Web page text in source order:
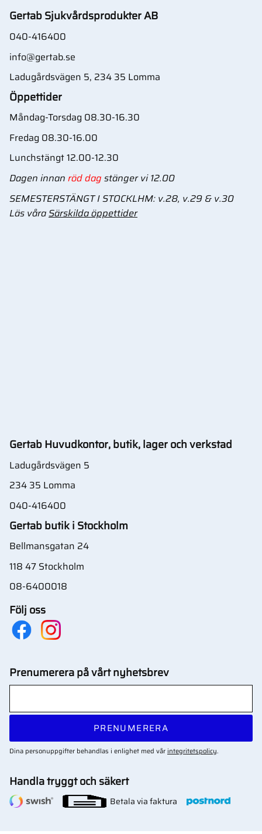
Gertab Sjukvårdsprodukter AB
040-416400
info@gertab.se
Ladugårdsvägen 5, 234 35 Lomma
Öppettider
Måndag-Torsdag 08.30-16.30
Fredag 08.30-16.00
Lunchstängt 12.00-12.30
Dagen innan röd dag stänger vi 12.00
SEMESTERSTÄNGT I STOCKLHM: v.28, v.29 & v.30
Läs våraSärskilda öppettider
Gertab Huvudkontor, butik, lager och verkstad
Ladugårdsvägen 5
234 35 Lomma
040-416400
Gertab butik i Stockholm
Bellmansgatan 24
118 47 Stockholm
08-6400018
Följ oss
Prenumerera på vårt nyhetsbrev
PRENUMERERA
Dina personuppgifter behandlas i enlighet med vår integritetspolicy.
Handla tryggt och säkert
Betala via faktura